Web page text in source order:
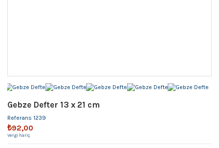
Gebze Defter 13 x 21 cm
Referans 1239
₺92,00
Vergi hariç